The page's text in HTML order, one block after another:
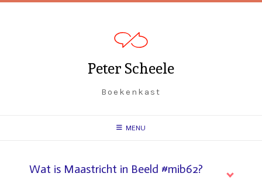
Peter Scheele
Boekenkast
MENU
Wat is Maastricht in Beeld #mib62?